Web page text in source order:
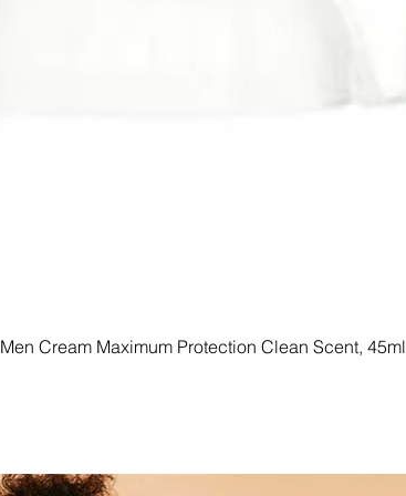
Cream Maximum Protection Clean Scent, 45ml